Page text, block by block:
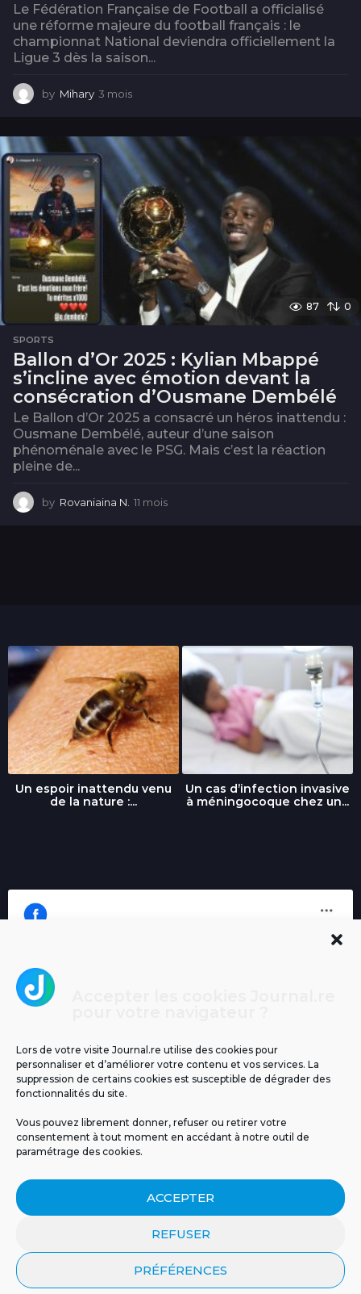
Lors de votre visite Journal.re utilise des cookies pour
personnaliser et d’améliorer votre contenu et vos services. La
suppression de certains cookies est susceptible de dégrader des
fonctionnalités du site.
Vous pouvez librement donner, refuser ou retirer votre
consentement à tout moment en accédant à notre outil de
paramétrage des cookies.
ACCEPTER
REFUSER
PRÉFÉRENCES
Le Fédération Française de Football a officialisé
une réforme majeure du football français : le
championnat National deviendra officiellement la
Ligue 3 dès la saison...
by Mihary 3 mois
i
87 0
SPORTS
Ballon d’Or 2025 : Kylian Mbappé
s’incline avec émotion devant la
consécration d’Ousmane Dembélé
Le Ballon d’Or 2025 a consacré un héros inattendu :
Ousmane Dembélé, auteur d’une saison
phénoménale avec le PSG. Mais c’est la réaction
pleine de...
by Rovaniaina N. 11 mois
Un espoir inattendu venu
de la nature :...
Un cas d’infection invasive
à méningocoque chez un...
MENTIONS LÉGALES PUBLICITÉ
BLOG
NOS ÉMISSIONS
POLITIQUE DE CONFIDENTIALITÉ
CONTACT
© 2026 Tous droits réservés